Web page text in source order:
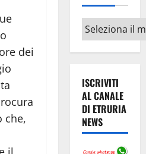
dei
che,
Archivi
ISCRIVITI
AL CANALE
DI ETRURIA
NEWS